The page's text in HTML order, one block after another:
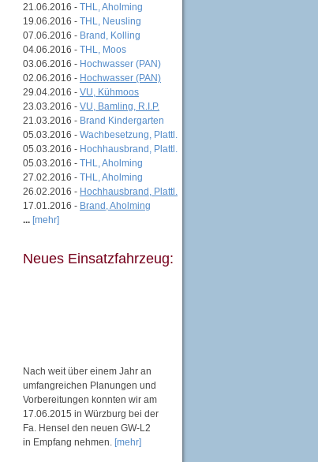
21.06.2016 - THL, Aholming
19.06.2016 - THL, Neusling
07.06.2016 - Brand, Kolling
04.06.2016 - THL, Moos
03.06.2016 - Hochwasser (PAN)
02.06.2016 - Hochwasser (PAN)
29.04.2016 - VU, Kühmoos
23.03.2016 - VU, Bamling, R.I.P.
21.03.2016 - Brand Kindergarten
05.03.2016 - Wachbesetzung, Plattl.
05.03.2016 - Hochhausbrand, Plattl.
05.03.2016 - THL, Aholming
27.02.2016 - THL, Aholming
26.02.2016 - Hochhausbrand, Plattl.
17.01.2016 - Brand, Aholming
... [mehr]
Neues Einsatzfahrzeug:
Nach weit über einem Jahr an
umfangreichen Planungen und
Vorbereitungen konnten wir am
17.06.2015 in Würzburg bei der
Fa. Hensel den neuen GW-L2
in Empfang nehmen. [mehr]